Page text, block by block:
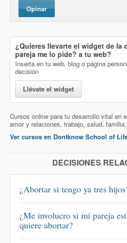
Opinar
¿Quieres llevarte el widget de la
pareja me lo pide? a tu web?
Inserta en tu web, blog o página
decisión
Llévate el widget
Cursos online para tu desarrollo vital en
amor y relaciones, trabajo, salud,
Ver cursos en Dontknow School of
DECISIONES
¿Abortar si tengo ya tres
¿Me involucro si mi pareja
quiere abortar?